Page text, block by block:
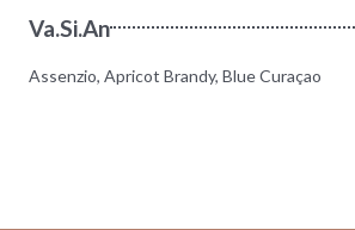
Va.Si.An
Assenzio, Apricot Brandy, Blue Curaçao